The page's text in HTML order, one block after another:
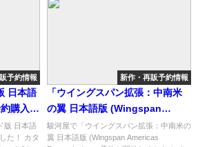
予約情報
日本語
購入可
版 日本語
た！ カタ
新作・再販予約情報
「ウイングスパン拡張：中南米
の翼 日本語版 (Wingspan
Americas Expansion)」の概略
と予約購入可能なショップ紹
駿河屋で「ウイングスパン拡張：中南米の
翼 日本語版 (Wingspan Americas